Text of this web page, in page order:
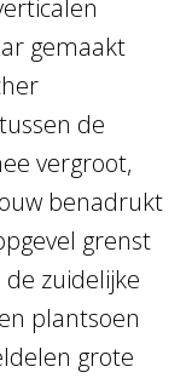
gemaakt
de
vergroot,
benadrukt
grenst
zuidelijke
plantsoen
grote